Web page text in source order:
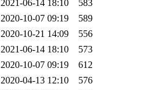
2021-06-14 18:10
583
2020-10-07 09:19
589
2020-10-21 14:09
556
2021-06-14 18:10
573
2020-10-07 09:19
612
2020-04-13 12:10
576